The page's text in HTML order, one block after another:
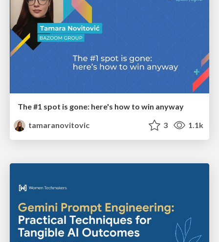
The #1 spot is gone: here's how to win anyway
tamaranovitovic
3 1.1k